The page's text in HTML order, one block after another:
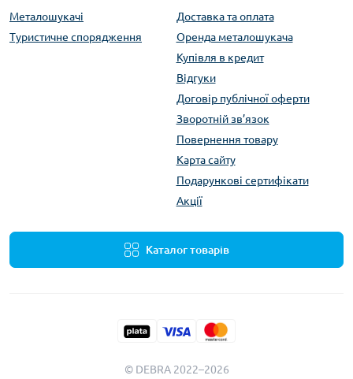
Металошукачі
Туристичне спорядження
Доставка та оплата
Оренда металошукача
Купівля в кредит
Відгуки
Договір публічної оферти
Зворотній зв’язок
Повернення товару
Карта сайту
Подарункові сертифікати
Акції
Каталог товарів
© DEBRA 2022–2026